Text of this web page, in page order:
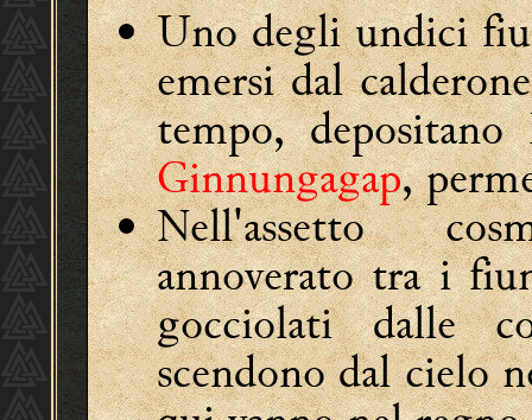
Uno degli undici
emersi dal
tempo,
Ginnungagap,
Nell'assetto
annoverato tra i
gocciolati dalle
scendono dal cielo